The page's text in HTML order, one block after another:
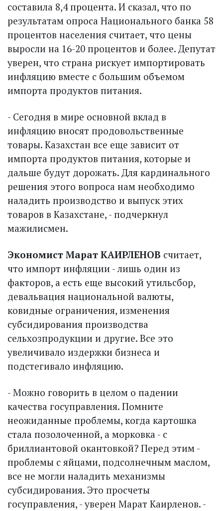
составила 8,4 процента. И сказал, что по
результатам опроса Национального банка 58
процентов населения считает, что цены
выросли на 16-20 процентов и более. Депутат
уверен, что страна рискует импортировать
инфляцию вместе с большим объемом
импорта продуктов питания.
- Сегодня в мире основной вклад в
инфляцию вносят продовольственные
товары. Казахстан все еще зависит от
импорта продуктов питания, которые и
дальше будут дорожать. Для кардинального
решения этого вопроса нам необходимо
наладить производство и выпуск этих
товаров в Казахстане, - подчеркнул
мажилисмен.
Экономист Марат КАИРЛЕНОВ считает,
что импорт инфляции - лишь один из
факторов, а есть еще высокий утильсбор,
девальвация национальной валюты,
ковидные ограничения, изменения
субсидирования производства
сельхозпродукции и другие. Все это
увеличивало издержки бизнеса и
подстегивало инфляцию.
- Можно говорить в целом о падении
качества госуправления. Помните
неожиданные проблемы, когда картошка
стала позолоченной, а морковка - с
бриллиантовой окантовкой? Перед этим -
проблемы с яйцами, подсолнечным маслом,
все не могли наладить механизмы
субсидирования. Это просчеты
госуправления, - уверен Марат Каирленов. -